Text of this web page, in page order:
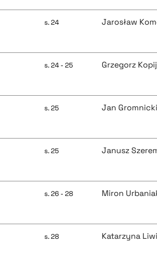
s. 24 Jarosław
s. 24 - 25 Grzegorz Kopij
s. 25 Jan Gromnicki
s. 25 Janusz
s. 26 - 28 Miron
s. 28 Katarzyna